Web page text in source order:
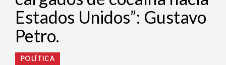
Estados Unidos”: Gustavo
Petro.
POLÍTICA